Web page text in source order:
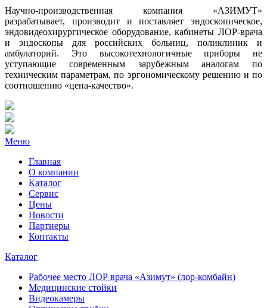
Научно-производственная компания «АЗИМУТ»
разрабатывает, производит и поставляет эндоскопическое,
эндовидеохирургическое оборудование, кабинеты ЛОР-врача
и эндоскопы для российских больниц, поликлиник и
амбулаторий. Это высокотехнологичные приборы не
уступающие современным зарубежным аналогам по
техническим параметрам, по эргономическому решению и по
соотношению «цена-качество».
Меню
Главная
О компании
Каталог
Сервис
Цены
Новости
Партнеры
Контакты
Каталог
Рабочее место ЛОР врача «Азимут» (лор-комбайн)
Медицинские стойки
Видеокамеры